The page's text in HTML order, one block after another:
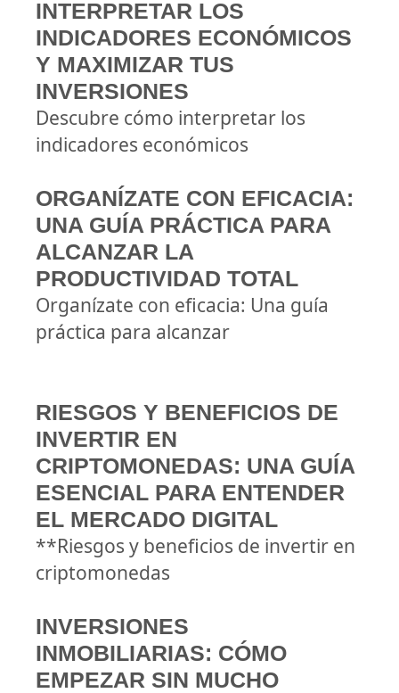
INTERPRETAR LOS
INDICADORES ECONÓMICOS
Y MAXIMIZAR TUS
INVERSIONES
Descubre cómo interpretar los
indicadores económicos
ORGANÍZATE CON EFICACIA:
UNA GUÍA PRÁCTICA PARA
ALCANZAR LA
PRODUCTIVIDAD TOTAL
Organízate con eficacia: Una guía
práctica para alcanzar
RIESGOS Y BENEFICIOS DE
INVERTIR EN
CRIPTOMONEDAS: UNA GUÍA
ESENCIAL PARA ENTENDER
EL MERCADO DIGITAL
**Riesgos y beneficios de invertir en
criptomonedas
INVERSIONES
INMOBILIARIAS: CÓMO
EMPEZAR SIN MUCHO